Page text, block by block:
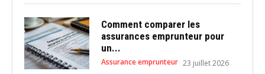
Comment comparer les
assurances emprunteur pour
un...
Assurance emprunteur 23 juillet 2026